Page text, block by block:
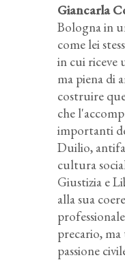
Giancarla
Bologna in
come lei
in cui riceve
ma piena di
costruire
che
importanti
Duilio,
cultura
Giustizia e
alla sua
precario,
passione